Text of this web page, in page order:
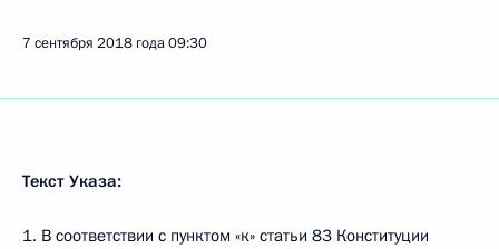
7 сентября 2018 года09:30
Текст Указа:
1. В соответствии с пунктом «к» статьи 83 Конституции